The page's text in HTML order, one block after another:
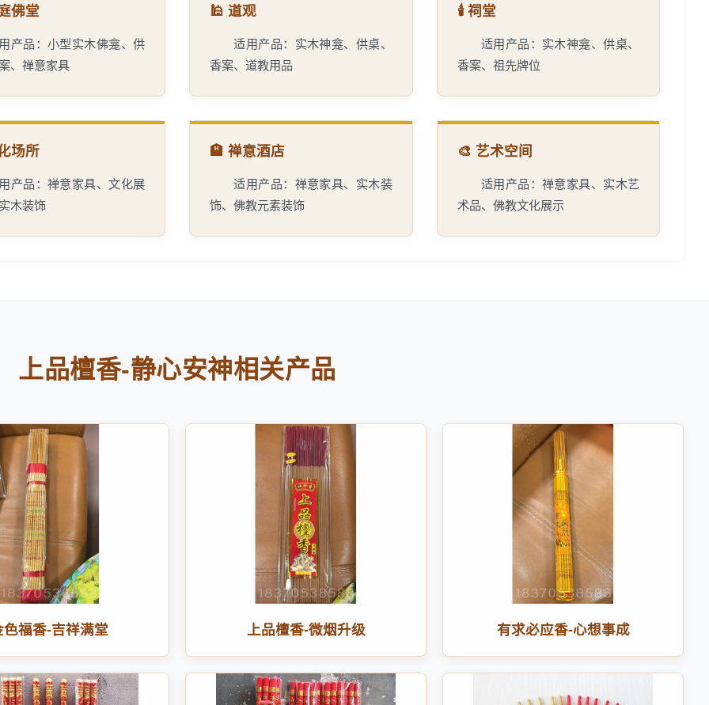
佛堂
产品：小型实木佛龛、供
、禅意家具
🕌 道观
适用产品：实木神龛、供桌、
香案、道教用品
🕯️ 祠堂
适用产品：实木神龛、供桌、
香案、祖先牌位
场所
产品：禅意家具、文化展
木装饰
🏨 禅意酒店
适用产品：禅意家具、实木装
饰、佛教元素装饰
🎨 艺术空间
适用产品：禅意家具、实木艺
术品、佛教文化展示
上品檀香-静心安神相关产品
色福香-吉祥满堂 上品檀香-微烟升级 有求必应香-心想事成